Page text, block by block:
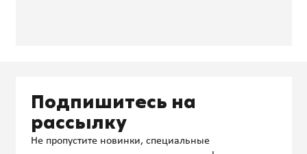
Подпишитесь на
рассылку
Не пропустите новинки, специальные